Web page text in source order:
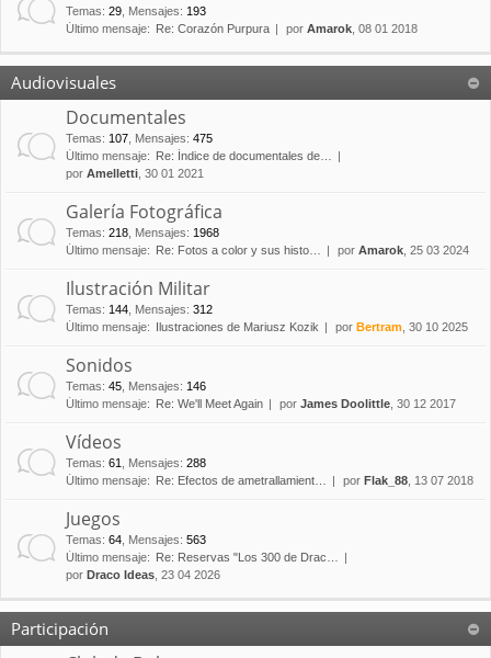
Temas: 29 Mensajes: 193
Último mensaje:
Re: Corazón Purpura por Amarok , 08 01 2018
Audiovisuales
Documentales
Temas: 107 Mensajes: 475
Último mensaje:
Re: Índice de documentales de…
por Amelletti , 30 01 2021
Galería Fotográfica
Temas: 218 Mensajes: 1968
Último mensaje:
Re: Fotos a color y sus histo… por Amarok , 25 03 2024
Ilustración Militar
Temas: 144 Mensajes: 312
Último mensaje:
Ilustraciones de Mariusz Kozik por Bertram , 30 10 2025
Sonidos
Temas: 45 Mensajes: 146
Último mensaje:
Re: We'll Meet Again por James Doolittle , 30 12 2017
Vídeos
Temas: 61 Mensajes: 288
Último mensaje:
Re: Efectos de ametrallamient… por Flak_88 , 13 07 2018
Juegos
Temas: 64 Mensajes: 563
Último mensaje:
Re: Reservas "Los 300 de Drac…
por Draco Ideas , 23 04 2026
Participación